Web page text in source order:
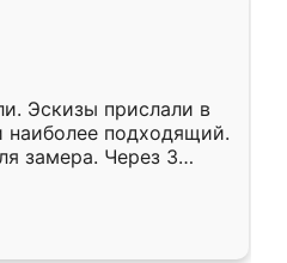
Эскизы прислали в
наиболее подходящий.
замера. Через 3
готова. Остались
Ренессанс
работу!